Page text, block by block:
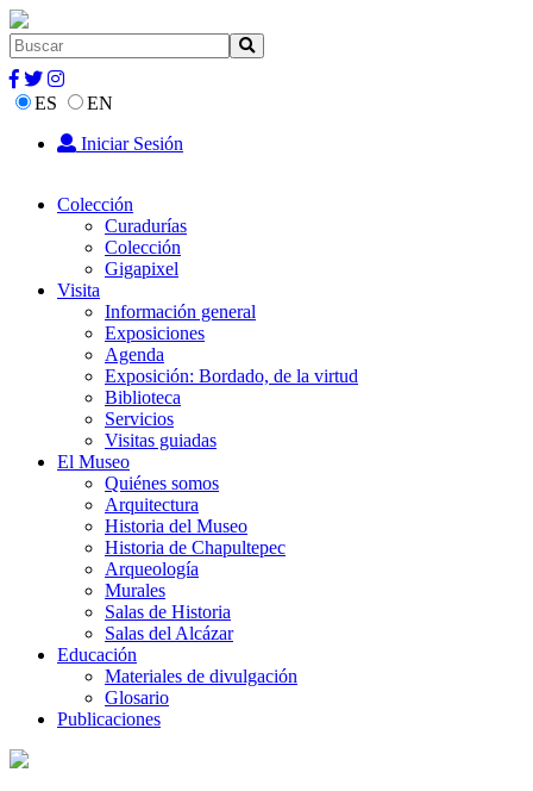
ES
EN
Iniciar Sesión
Colección
Curadurías
Colección
Gigapixel
Visita
Información general
Exposiciones
Agenda
Exposición: Bordado, de la virtud
Biblioteca
Servicios
Visitas guiadas
El Museo
Quiénes somos
Arquitectura
Historia del Museo
Historia de Chapultepec
Arqueología
Murales
Salas de Historia
Salas del Alcázar
Educación
Materiales de divulgación
Glosario
Publicaciones